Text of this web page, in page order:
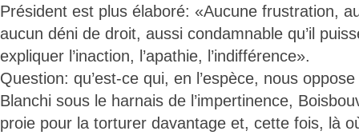
Président est plus élaboré: «Aucune frustration,
aucun déni de droit, aussi condamnable qu’il
expliquer l’inaction, l’apathie, l’indifférence».
Question: qu’est-ce qui, en l’espèce, nous
Blanchi sous le harnais de l’impertinence,
proie pour la torturer davantage et, cette fois, là